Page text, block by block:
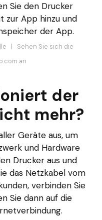
Sie den Drucker
zur App hinzu und
der App.
| Sehen Sie sich die
an
der
mehr?
Geräte aus, um
und Hardware
Drucker aus und
das Netzkabel vom
verbinden Sie
Sie dann auf die